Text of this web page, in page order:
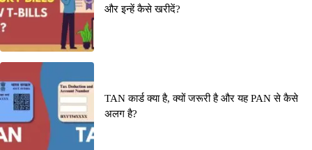
और इन्हें कैसे खरीदें?
TAN कार्ड क्या है, क्यों जरूरी है और यह PAN से कैसे
अलग है?